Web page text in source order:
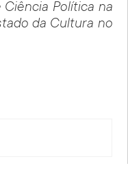
Política na
da Cultura no